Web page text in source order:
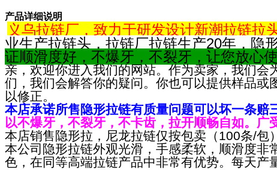
产品详细说明
义乌拉链厂， 致力于研发设计新潮拉链拉
业生产拉链头，拉链厂拉链生产20年，隐
证顺滑度好，不爆牙，不裂牙，让您放心
亲，欢迎你进入我们的网站。作为卖家，我们
们，我们会解答你的疑问。你也可以提供样品
以修正。
本店承诺所售隐形拉链有质量问题可以坏一条赔
以不爆牙，不裂牙，不卡齿，拉开顺畅自如。广
本店销售隐形拉，尼龙拉链仅按包卖（100条/包）
本公司隐形拉链外观光滑，手感柔软，顺滑度
色，在同等高端拉链产品中非常有优势。每天产